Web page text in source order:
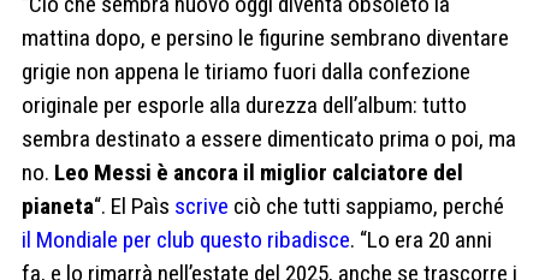
mattina dopo, e persino le figurine sembrano diventare
grigie non appena le tiriamo fuori dalla confezione
originale per esporle alla durezza dell’album: tutto
sembra destinato a essere dimenticato prima o poi, ma
no. Leo Messi è ancora il miglior calciatore del
pianeta“. El Paìs scrive ciò che tutti sappiamo, perché
il Mondiale per club questo ribadisce. “Lo era 20 anni
fa, e lo rimarrà nell’estate del 2025, anche se trascorre i